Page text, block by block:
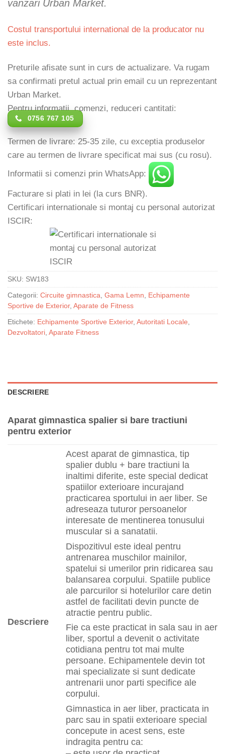
vanzari Urban Market.
Costul transportului international de la producator nu
este inclus.
Preturile afisate sunt in curs de actualizare. Va rugam
sa confirmati pretul actual prin email cu un reprezentant
Urban Market.
Pentru informatii, comenzi, reduceri cantitati:
0756 767 105
Termen de livrare: 25-35 zile, cu exceptia produselor
care au termen de livrare specificat mai sus (cu rosu).
Informatii si comenzi prin WhatsApp:
Facturare si plati in lei (la curs BNR).
Certificari internationale si montaj cu personal autorizat
ISCIR:
SKU: SW183
Categorii: Circuite gimnastica Gama Lemn
Echipamente
Sportive de Exterior, Aparate de Fitness
Etichete: Echipamente Sportive Exterior, Autoritati Locale
Dezvoltatori Aparate Fitness
DESCRIERE
Aparat gimnastica spalier si bare tractiuni
pentru exterior
Descriere
Acest aparat de gimnastica, tip
spalier dublu + bare tractiuni la
inaltimi diferite, este special dedicat
spatiilor exterioare incurajand
practicarea sportului in aer liber. Se
adreseaza tuturor persoanelor
interesate de mentinerea tonusului
muscular si a sanatatii.
Dispozitivul este ideal pentru
antrenarea muschilor mainilor,
spatelui si umerilor prin ridicarea sau
balansarea corpului. Spatiile publice
ale parcurilor si hotelurilor care detin
astfel de facilitati devin puncte de
atractie pentru public.
Fie ca este practicat in sala sau in aer
liber, sportul a devenit o activitate
cotidiana pentru tot mai multe
persoane. Echipamentele devin tot
mai specializate si sunt dedicate
antrenarii unor parti specifice ale
corpului.
Gimnastica in aer liber, practicata in
parc sau in spatii exterioare special
concepute in acest sens, este
indragita pentru ca: